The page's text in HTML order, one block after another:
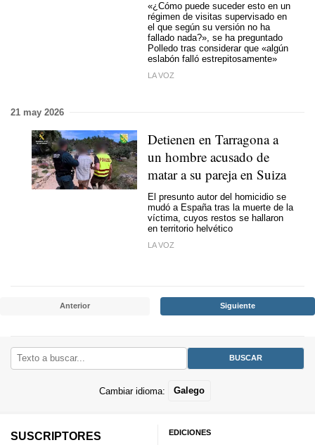
«¿Cómo puede suceder esto en un
régimen de visitas supervisado en
el que según su versión no ha
fallado nada?», se ha preguntado
Polledo tras considerar que «algún
eslabón falló estrepitosamente»
LA VOZ
21 may 2026
Detienen en Tarragona a
un hombre acusado de
matar a su pareja en Suiza
El presunto autor del homicidio se
mudó a España tras la muerte de la
víctima, cuyos restos se hallaron
en territorio helvético
LA VOZ
Anterior Siguiente
Cambiar idioma: Galego
SUSCRIPTORES EDICIONES